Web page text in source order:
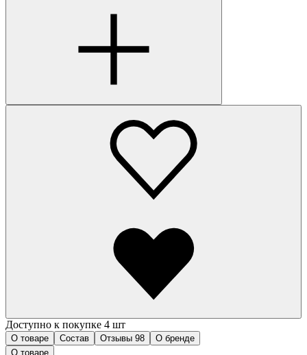
Доступно к покупке 4 шт
О товаре Состав Отзывы 98
О бренде
О товаре